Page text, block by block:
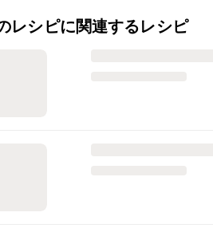
レシピに関連するレシピ